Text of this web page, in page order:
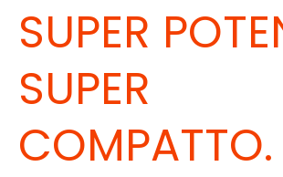
SUPER
SUPER
COMPATTO.